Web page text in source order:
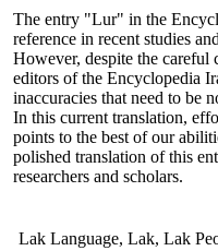
The entry "Lur" in the
reference in recent studies
However, despite the careful
editors of the Encyclopedia
inaccuracies that need to be
In this current translation,
points to the best of our
polished translation of this
researchers and scholars.
Lak Language, Lak, Lak